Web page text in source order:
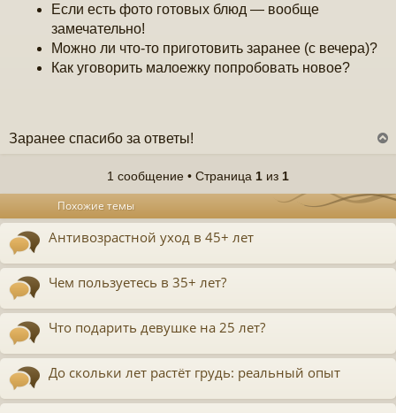
Если есть фото готовых блюд — вообще
замечательно!
Можно ли что-то приготовить заранее (с вечера)?
Как уговорить малоежку попробовать новое?
Заранее спасибо за ответы!
у
ь
к
ч
у
1 сообщение • Страница 1 из 1
Похожие темы
Антивозрастной уход в 45+ лет
Чем пользуетесь в 35+ лет?
Что подарить девушке на 25 лет?
До скольки лет растёт грудь: реальный опыт